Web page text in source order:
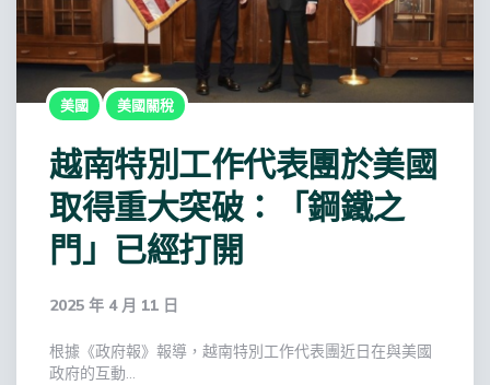
美國 美國關稅
越南特別工作代表團於美國
取得重大突破：「鋼鐵之
門」已經打開
2025 年 4 月 11 日
根據《政府報》報導，越南特別工作代表團近日在與美國
政府的互動…